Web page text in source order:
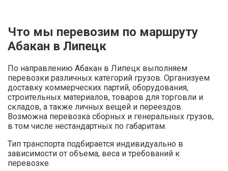
Что мы перевозим по маршруту
Абакан в Липецк
По направлению Абакан в Липецк выполняем
перевозки различных категорий грузов. Организуем
доставку коммерческих партий, оборудования,
строительных материалов, товаров для торговли и
складов, а также личных вещей и переездов.
Возможна перевозка сборных и генеральных грузов,
в том числе нестандартных по габаритам.
Тип транспорта подбирается индивидуально в
зависимости от объема, веса и требований к
перевозке.